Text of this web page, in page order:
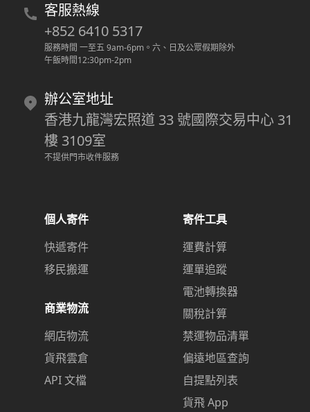
客服熱線
+852 6410 5317
服務時間 一至五 9am-6pm 。 六、日及公眾假期除外
午飯時間12:30pm-2pm
辦公室地址
香港九龍灣宏照道 33 號國際交易中心 31
樓 3109室
不提供門市收件服務
個人寄件
快遞寄件
移民搬運
商業物流
網店物流
貨飛雲倉
API 文檔
寄件工具
運費計算
運單追蹤
電池轉換器
關稅計算
禁運物品清單
偏遠地區查詢
自提點列表
貨飛 App